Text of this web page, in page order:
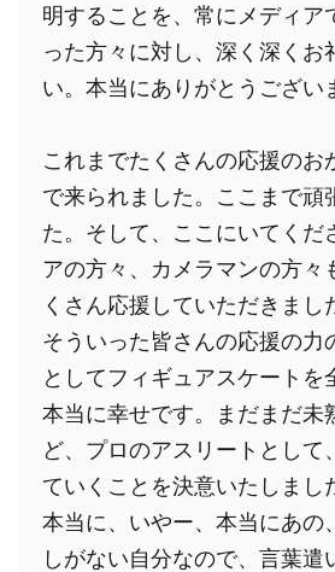
明することを、常にメディア
った方々に対し、深く深くお
い。本当にありがとうござい
これまでたくさんの応援のお
で来られました。ここまで頑
た。そして、ここにいてくだ
アの方々、カメラマンの方々
くさん応援していただきまし
そういった皆さんの応援の力
としてフィギュアスケートを
本当に幸せです。まだまだ未
ど、プロのアスリートとして
ていくことを決意いたしまし
本当に、いやー、本当にあの
しがない自分なので、言葉遣